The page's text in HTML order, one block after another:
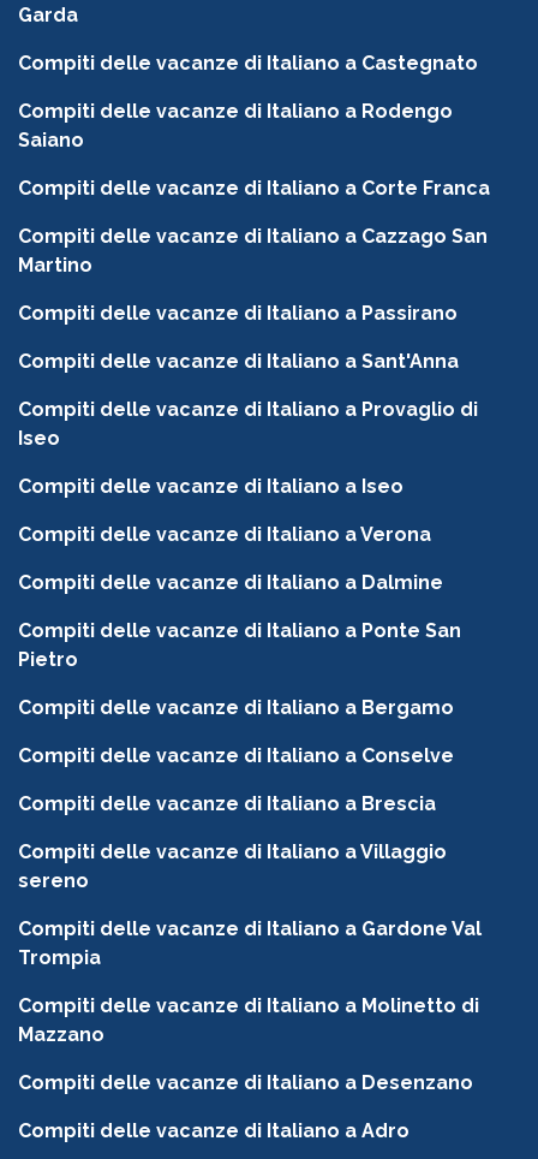
Garda
Compiti delle vacanze di Italiano a Castegnato
Compiti delle vacanze di Italiano a Rodengo
Saiano
Compiti delle vacanze di Italiano a Corte Franca
Compiti delle vacanze di Italiano a Cazzago San
Martino
Compiti delle vacanze di Italiano a Passirano
Compiti delle vacanze di Italiano a Sant'Anna
Compiti delle vacanze di Italiano a Provaglio di
Iseo
Compiti delle vacanze di Italiano a Iseo
Compiti delle vacanze di Italiano a Verona
Compiti delle vacanze di Italiano a Dalmine
Compiti delle vacanze di Italiano a Ponte San
Pietro
Compiti delle vacanze di Italiano a Bergamo
Compiti delle vacanze di Italiano a Conselve
Compiti delle vacanze di Italiano a Brescia
Compiti delle vacanze di Italiano a Villaggio
sereno
Compiti delle vacanze di Italiano a Gardone Val
Trompia
Compiti delle vacanze di Italiano a Molinetto di
Mazzano
Compiti delle vacanze di Italiano a Desenzano
Compiti delle vacanze di Italiano a Adro